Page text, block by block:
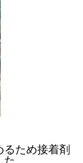
ため接着剤